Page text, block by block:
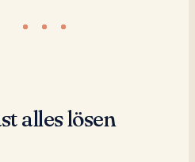
alles lösen